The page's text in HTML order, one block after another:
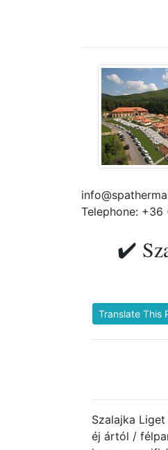
Telephone: +36
✔️
Translate This
Szalajka
éj ártól /